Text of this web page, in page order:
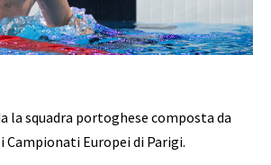
la squadra portoghese composta da
Campionati Europei di Parigi.